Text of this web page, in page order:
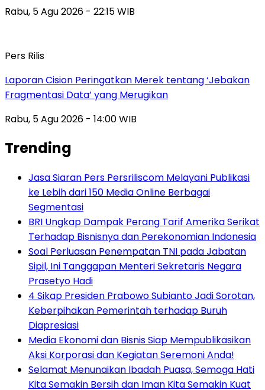
Rabu, 5 Agu 2026 - 22:15 WIB
Pers Rilis
Laporan Cision Peringatkan Merek tentang ‘Jebakan
Fragmentasi Data’ yang Merugikan
Rabu, 5 Agu 2026 - 14:00 WIB
Trending
Jasa Siaran Pers Persriliscom Melayani Publikasi
ke Lebih dari 150 Media Online Berbagai
Segmentasi
BRI Ungkap Dampak Perang Tarif Amerika Serikat
Terhadap Bisnisnya dan Perekonomian Indonesia
Soal Perluasan Penempatan TNI pada Jabatan
Sipil, Ini Tanggapan Menteri Sekretaris Negara
Prasetyo Hadi
4 Sikap Presiden Prabowo Subianto Jadi Sorotan,
Keberpihakan Pemerintah terhadap Buruh
Diapresiasi
Media Ekonomi dan Bisnis Siap Mempublikasikan
Aksi Korporasi dan Kegiatan Seremoni Anda!
Selamat Menunaikan Ibadah Puasa, Semoga Hati
Kita Semakin Bersih dan Iman Kita Semakin Kuat